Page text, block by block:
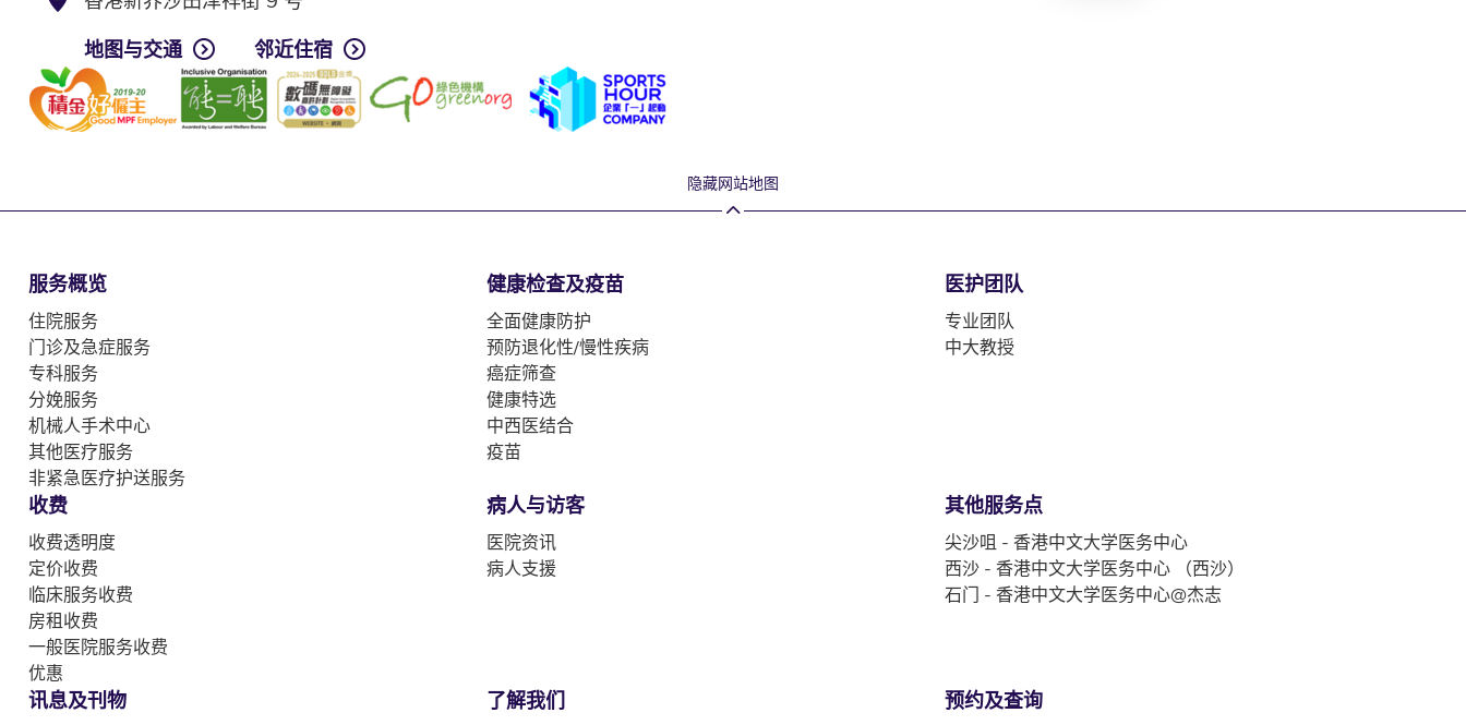
地图与交通
邻近住宿
隐藏网站地图
服务概览
住院服务
门诊及急症服务
专科服务
分娩服务
机械人手术中心
其他医疗服务
非紧急医疗护送服务
健康检查及疫苗
全面健康防护
预防退化性/慢性疾病
癌症筛查
健康特选
中西医结合
疫苗
医护团队
专业团队
中大教授
收费
收费透明度
定价收费
临床服务收费
房租收费
一般医院服务收费
优惠
病人与访客
医院资讯
病人支援
其他服务点
尖沙咀 - 香港中文大学医务中心
西沙 - 香港中文大学医务中心 （西沙）
石门 - 香港中文大学医务中心@杰志
讯息及刊物 了解我们 预约及查询